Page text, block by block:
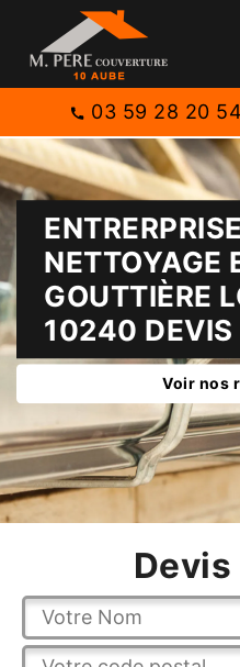
03 59 28 20 54
NETTOYAGE
GOUTTIÈRE
10240 DEVIS
Voir nos